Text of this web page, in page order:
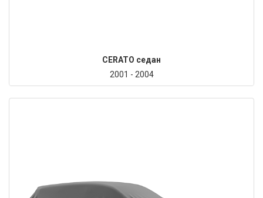
CERATO седан
2001 - 2004